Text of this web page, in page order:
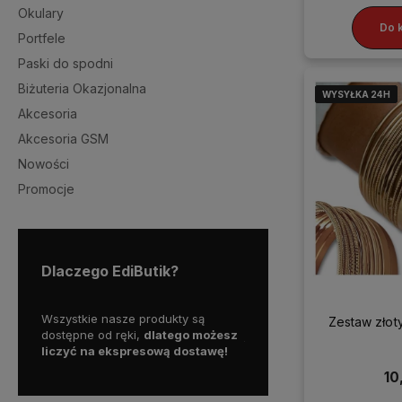
Okulary
Portfele
Paski do spodni
Biżuteria Okazjonalna
Akcesoria
Akcesoria GSM
Nowości
Promocje
Dlaczego EdiButik?
Wszystkie nasze produkty są
dostępne od ręki, dlatego możesz
liczyć na ekspresową dostawę!
Skorzystaj z darmowej
Do
WYSYŁKA 24H
WYSYŁKA 24H
WYSYŁKA 24H
WYSYŁKA 24H
Zestaw